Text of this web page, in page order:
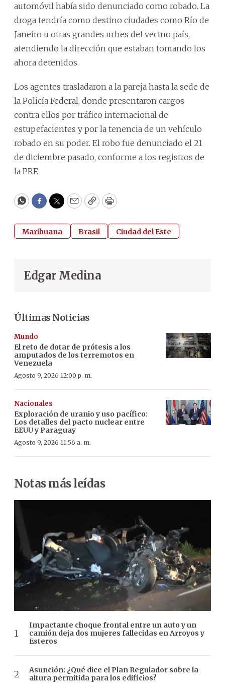
automóvil había sido denunciado como robado. La
droga tendría como destino ciudades como Río de
Janeiro u otras grandes urbes del vecino país,
atendiendo la dirección que estaban tomando los
ahora detenidos.
Los agentes trasladaron a la pareja hasta la sede de
la Policía Federal, donde presentaron cargos
contra ellos por tráfico internacional de
estupefacientes y por la tenencia de un vehículo
robado en su poder. El robo fue denunciado el 21
de diciembre pasado, conforme a los registros de
la PRF.
WhatsApp
Facebook
Twitter
EmailCopyPrint
Marihuana Brasil Ciudad del Este
Edgar Medina
Últimas Noticias
Mundo
El reto de dotar de prótesis a los
amputados de los terremotos en
Venezuela
Agosto 9, 2026 12:00 p. m.
Nacionales
Exploración de uranio y uso pacífico:
Los detalles del pacto nuclear entre
EEUU y Paraguay
Agosto 9, 2026 11:56 a. m.
Notas más leídas
Impactante choque frontal entre un auto y un
camión deja dos mujeres fallecidas en Arroyos y
Esteros
Asunción: ¿Qué dice el Plan Regulador sobre la
altura permitida para los edificios?